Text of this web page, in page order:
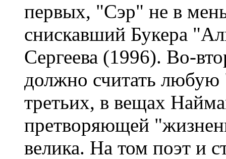
первых, "Сэр" не в
снискавший Букера
Сергеева (1996). Во-
должно считать
третьих, в вещах
претворяющей
велика. На том поэт и